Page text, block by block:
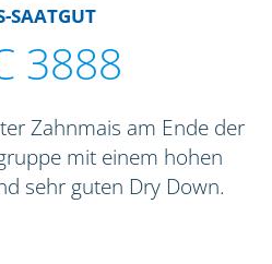
SAATGUT
3888
Zahnmais am Ende der
mit einem hohen
sehr guten Dry Down.